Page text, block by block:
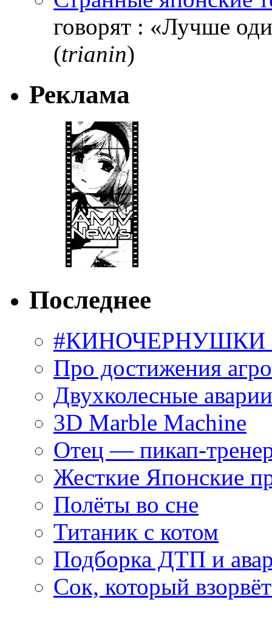
говорят : «Лучше
(trianin)
Реклама
Последнее
#КИНОЧЕРНУШКИ
Про достижения
Двухколесные
3D Marble Machine
Отец — пикап-
Жесткие Японские
Полёты во сне
Титаник с котом
Подборка ДТП и
Сок, который